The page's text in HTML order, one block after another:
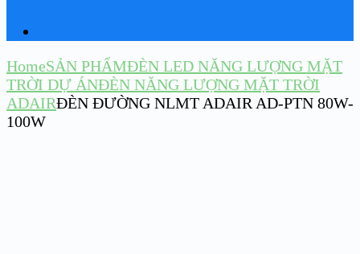
HomeSẢN PHẨMĐÈN LED NĂNG LƯỢNG MẶT
TRỜI DỰ ÁNĐÈN NĂNG LƯỢNG MẶT TRỜI
ADAIRĐÈN ĐƯỜNG NLMT ADAIR AD-PTN 80W-
100W